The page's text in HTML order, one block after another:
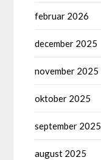
februar 2026
december 2025
november 2025
oktober 2025
september 2025
august 2025